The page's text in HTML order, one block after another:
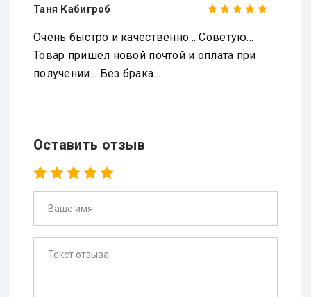
Таня Кабигроб
Очень быстро и качественно... Советую...
Товар пришел новой почтой и оплата при
получении... Без брака...
Оставить отзыв